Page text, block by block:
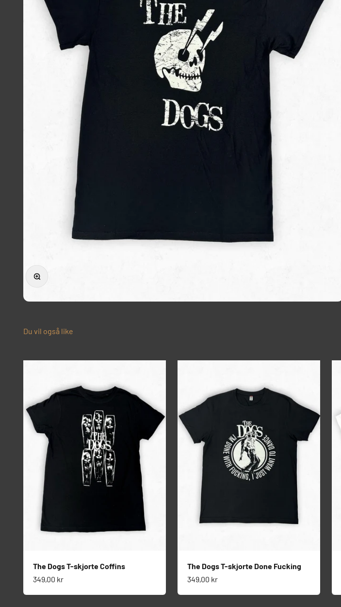
Forstørr
The Dogs T-skjorte Coffins
Salgspris
349,00 kr
The Dogs T-skjorte Done Fucking
Salgspris
349,00 kr